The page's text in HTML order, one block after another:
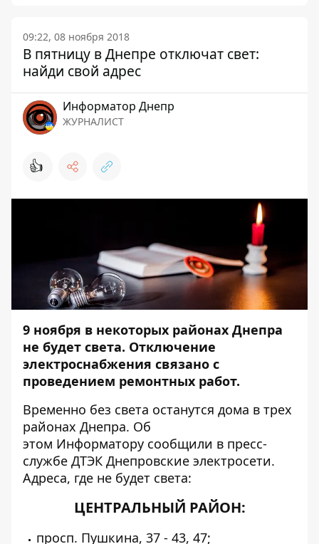
09:22, 08 ноября 2018
В пятницу в Днепре отключат свет:
найди свой адрес
Информатор Днепр
ЖУРНАЛИСТ
👍
9 ноября в некоторых районах Днепра
не будет света. Отключение
электроснабжения связано с
проведением ремонтных работ.
Временно без света останутся дома в трех
районах Днепра. Об
этом Информатору сообщили в пресс-
службе ДТЭК Днепровские электросети.
Адреса, где не будет света:
ЦЕНТРАЛЬНЫЙ РАЙОН:
просп. Пушкина, 37 - 43, 47;